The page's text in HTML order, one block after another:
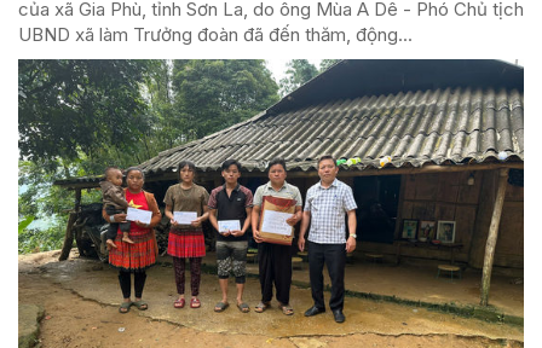
của xã Gia Phù, tỉnh Sơn La, do ông Mùa A Dê - Phó Chủ tịch
UBND xã làm Trưởng đoàn đã đến thăm, động...